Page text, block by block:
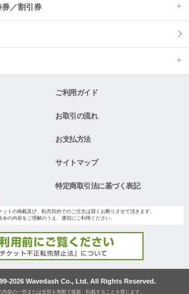
／割引券
ご利用ガイド
お取引の流れ
お支払方法
サイトマップ
特定商取引法に基づく表記
トの掲載及び、転売目的でのご注文は固くお断りさせて頂きます。
令の内容をご理解のうえ、適切にご利用ください。
2026 Wavedash Co., Ltd. All Rights Reserved.
内容の一部または全部を無断で複製、転載することを禁じます。